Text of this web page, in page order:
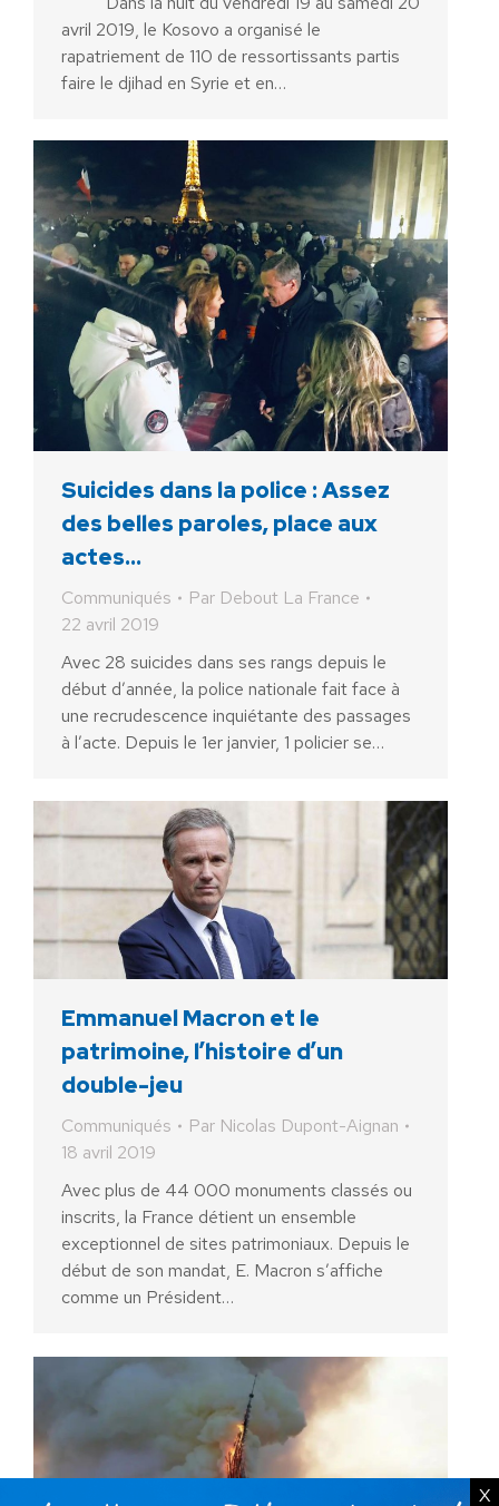
avril 2019, le Kosovo a organisé le
rapatriement de 110 de ressortissants partis
faire le djihad en Syrie et en…
Suicides dans la police : Assez
des belles paroles, place aux
actes…
Communiqués Par Debout La France
22 avril 2019
Avec 28 suicides dans ses rangs depuis le
début d’année, la police nationale fait face à
une recrudescence inquiétante des passages
à l’acte. Depuis le 1er janvier, 1 policier se…
Emmanuel Macron et le
patrimoine, l’histoire d’un
double-jeu
Communiqués Par Nicolas Dupont-Aignan
18 avril 2019
Avec plus de 44 000 monuments classés ou
inscrits, la France détient un ensemble
exceptionnel de sites patrimoniaux. Depuis le
début de son mandat, E. Macron s’affiche
comme un Président…
X